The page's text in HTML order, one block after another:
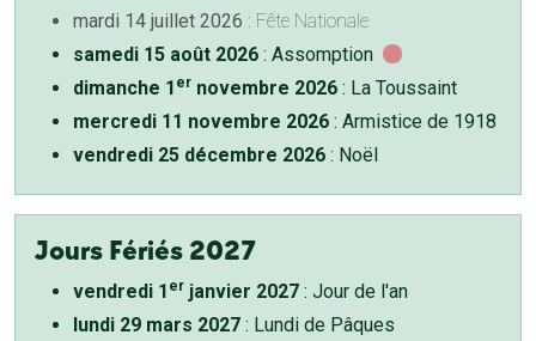
mardi 14 juillet 2026 : Fête Nationale
samedi 15 août 2026 : Assomption
dimanche 1 er novembre 2026 : La Toussaint
mercredi 11 novembre 2026 : Armistice de 1918
vendredi 25 décembre 2026 : Noël
Jours Fériés 2027
vendredi 1 er janvier 2027 : Jour de l'an
lundi 29 mars 2027 : Lundi de Pâques